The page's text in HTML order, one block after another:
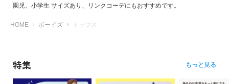
園児、小学生 サイズあり、リンクコーデにもおすすめです。
HOME ボーイズ トップス
特集 もっと見る